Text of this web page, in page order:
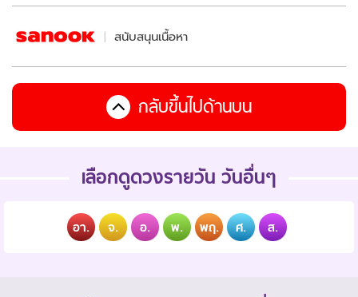
สนับสนุนเนื้อหา
กลับขึ้นไปด้านบน
เลือกดูดวงรายวัน วันอื่นๆ
อา. จ. อ. พ. พฤ. ศ. ส.